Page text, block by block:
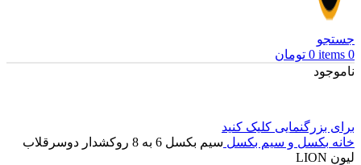
جستجو
0
items
0 تومان
ناموجود
برای بزرگنمایی کلیک کنید
خانه بکسل و سیم بکسل
سیم بکسل 6 به 8 روکشدار دوسرقلاب
لیون LION